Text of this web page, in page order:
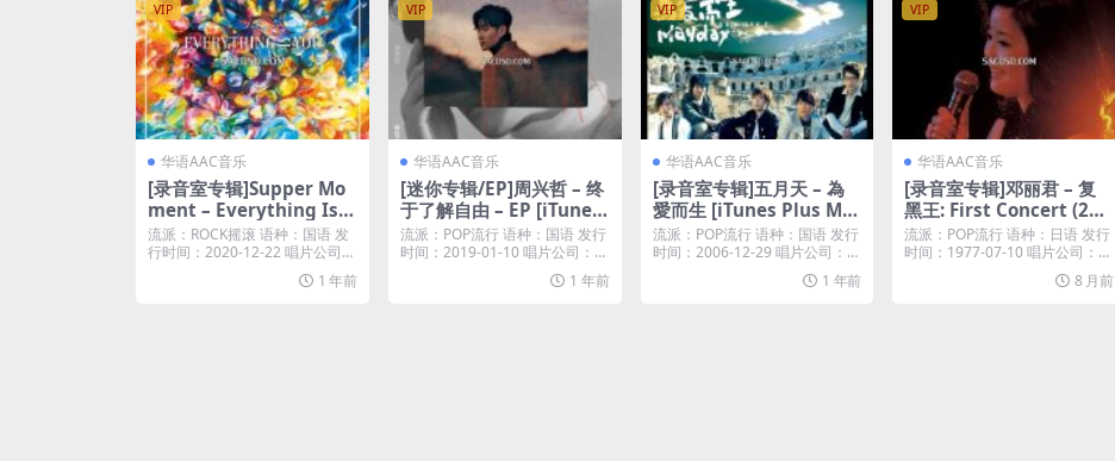
VIP
华语AAC音乐
[录音室专辑]Supper Mo
ment – Everything Is Y
ou (国语版) [iTunes Plus
M4A]
流派：ROCK摇滚 语种：国语 发
行时间：2020-12-22 唱片公司：
1 年前
VIP
华语AAC音乐
[迷你专辑/EP]周兴哲 – 终
于了解自由 – EP [iTunes
Plus M4A]
流派：POP流行 语种：国语 发行
时间：2019-01-10 唱片公司：索
1 年前
VIP
华语AAC音乐
[录音室专辑]五月天 – 為
愛而生 [iTunes Plus M4
A]
流派：POP流行 语种：国语 发行
时间：2006-12-29 唱片公司：相
1 年前
VIP
华语AAC音乐
[录音室专辑]邓丽君 – 复
黑王: First Concert (201
1) [iTunes Plus M4A]
流派：POP流行 语种：日语 发行
时间：1977-07-10 唱片公司：℗
8 月前